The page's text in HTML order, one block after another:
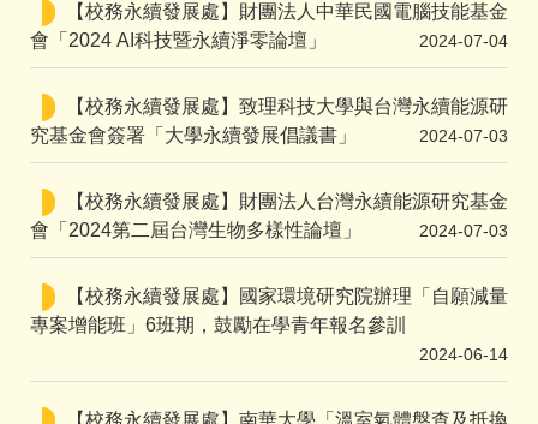
【校務永續發展處】財團法人中華民國電腦技能基金
會「2024 AI科技暨永續淨零論壇」
2024-07-04
【校務永續發展處】致理科技大學與台灣永續能源研
究基金會簽署「大學永續發展倡議書」
2024-07-03
【校務永續發展處】財團法人台灣永續能源研究基金
會「2024第二屆台灣生物多樣性論壇」
2024-07-03
【校務永續發展處】國家環境研究院辦理「自願減量
專案增能班」6班期，鼓勵在學青年報名參訓
2024-06-14
【校務永續發展處】南華大學「溫室氣體盤查及抵換